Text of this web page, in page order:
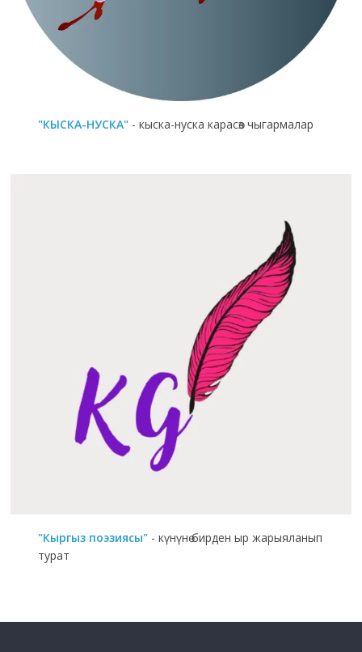
"КЫСКА-НУСКА" - кыска-нуска карасөз чыгармалар
"Кыргыз поэзиясы" - күнүнө бирден ыр жарыяланып
турат